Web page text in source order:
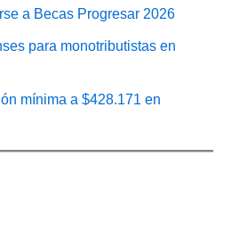
a Becas Progresar 2026
para monotributistas en
mínima a $428.171 en